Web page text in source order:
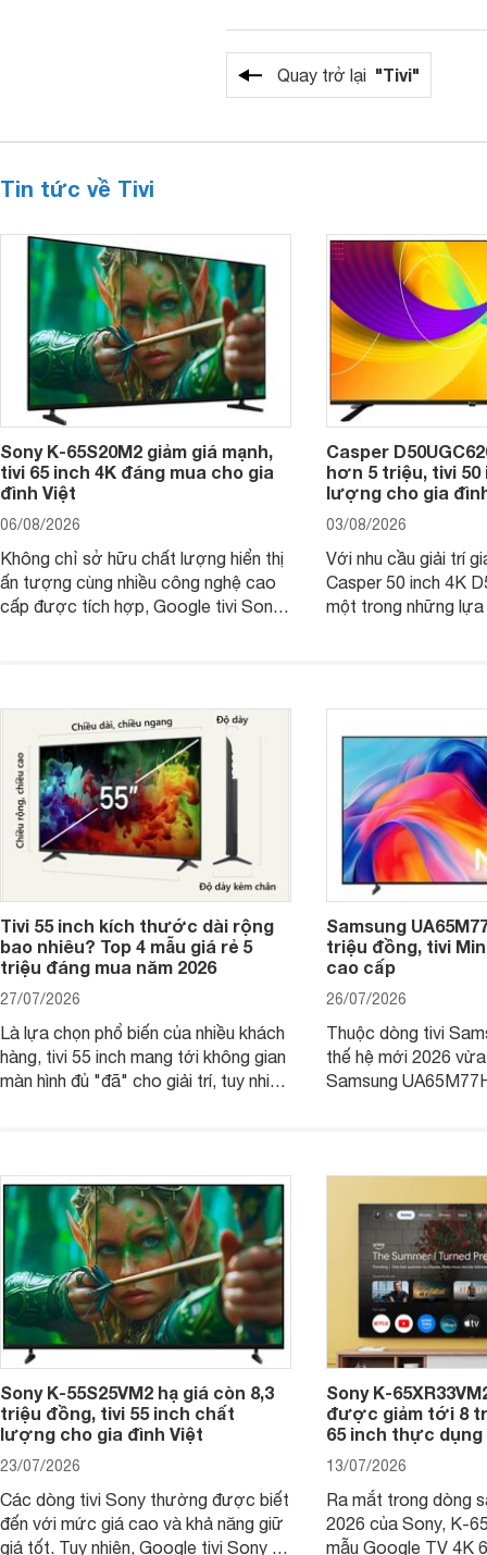
Quay trở lại "Tivi"
Tin tức về Tivi
Sony K-65S20M2 giảm giá mạnh,
tivi 65 inch 4K đáng mua cho gia
đình Việt
06/08/2026
Không chỉ sở hữu chất lượng hiển thị
ấn tượng cùng nhiều công nghệ cao
cấp được tích hợp, Google tivi Sony
Casper
hơn 5 triệu, tivi 50
lượng cho gia
03/08/2026
Với nhu cầu giải trí
Casper 50 inch 4K
một trong những lựa
Tivi 55 inch kích thước dài rộng
bao nhiêu? Top 4 mẫu giá rẻ 5
triệu đáng mua năm 2026
27/07/2026
Là lựa chọn phổ biến của nhiều khách
hàng, tivi 55 inch mang tới không gian
màn hình đủ "đã" cho giải trí, tuy nhiên
dùng cho phòng bao nhiêu m2?
Samsung
triệu đồng, tivi
cao cấp
26/07/2026
Thuộc dòng tivi
thế hệ mới 2026
Samsung
Sony K-55S25VM2 hạ giá còn 8,3
triệu đồng, tivi 55 inch chất
lượng cho gia đình Việt
23/07/2026
Các dòng tivi Sony thường được biết
đến với mức giá cao và khả năng giữ
giá tốt. Tuy nhiên, Google tivi Sony 55
Sony K-
được giảm tới 8
65 inch thực
13/07/2026
Ra mắt trong dòng
2026 của Sony, K-
mẫu Google TV 4K